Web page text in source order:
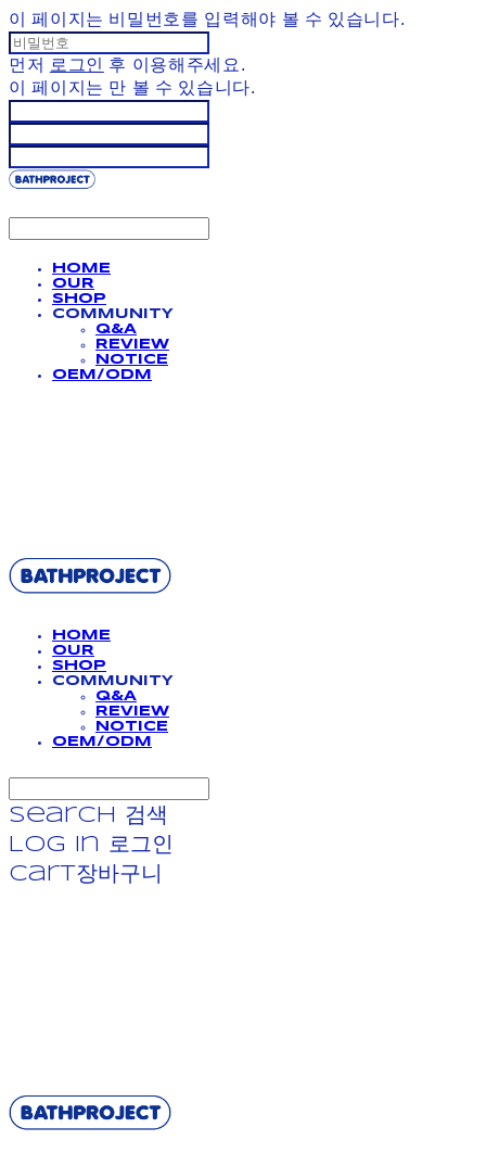
이 페이지는 비밀번호를 입력해야 볼 수 있습니다.
먼저 로그인 후 이용해주세요.
이 페이지는 만 볼 수 있습니다.
HOME
OUR
SHOP
COMMUNITY
Q&A
REVIEW
NOTICE
OEM/ODM
HOME
OUR
SHOP
COMMUNITY
Q&A
REVIEW
NOTICE
OEM/ODM
Search
검색
Log In
로그인
Cart장바구니